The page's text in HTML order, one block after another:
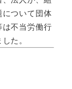
ついて団体
不当労働行
た。